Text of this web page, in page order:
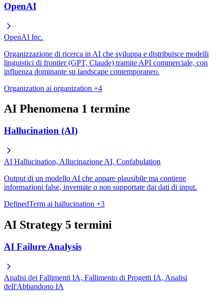
OpenAI
OpenAI Inc.
Organizzazione di ricerca in AI che sviluppa e distribuisce modelli
linguistici di frontier (GPT, Claude) tramite API commerciale, con
influenza dominante su landscape contemporaneo.
Organization ai organization +4
AI Phenomena 1 termine
Hallucination (AI)
AI Hallucination, Allucinazione AI, Confabulation
Output di un modello AI che appare plausibile ma contiene
informazioni false, inventate o non supportate dai dati di input.
DefinedTerm ai hallucination +3
AI Strategy 5 termini
AI Failure Analysis
Analisi dei Fallimenti IA, Fallimento di Progetti IA, Analisi
dell'Abbandono IA